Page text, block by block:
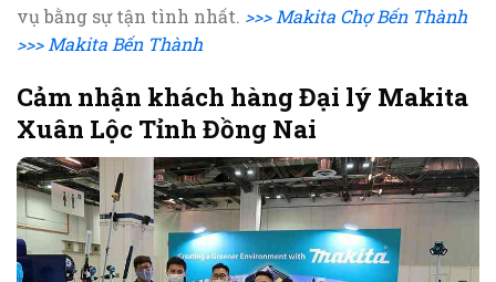
vụ bằng sự tận tình nhất. >>> Makita Chợ Bến Thành
>>> Makita Bến Thành
Cảm nhận khách hàng Đại lý Makita
Xuân Lộc Tỉnh Đồng Nai